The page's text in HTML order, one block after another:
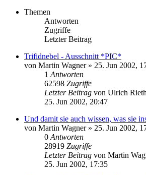
Themen
Antworten
Zugriffe
Letzter Beitrag
Trifidnebel - Ausschnitt *PIC*
von Martin Wagner» 25. Jun 2002,
1 Antworten
62598 Zugriffe
Letzter Beitrag von Ulrich Rieth
25. Jun 2002, 20:47
Und damit sie auch wissen, was sie
von Martin Wagner» 25. Jun 2002,
0 Antworten
28919 Zugriffe
Letzter Beitrag von Martin
25. Jun 2002, 17:35